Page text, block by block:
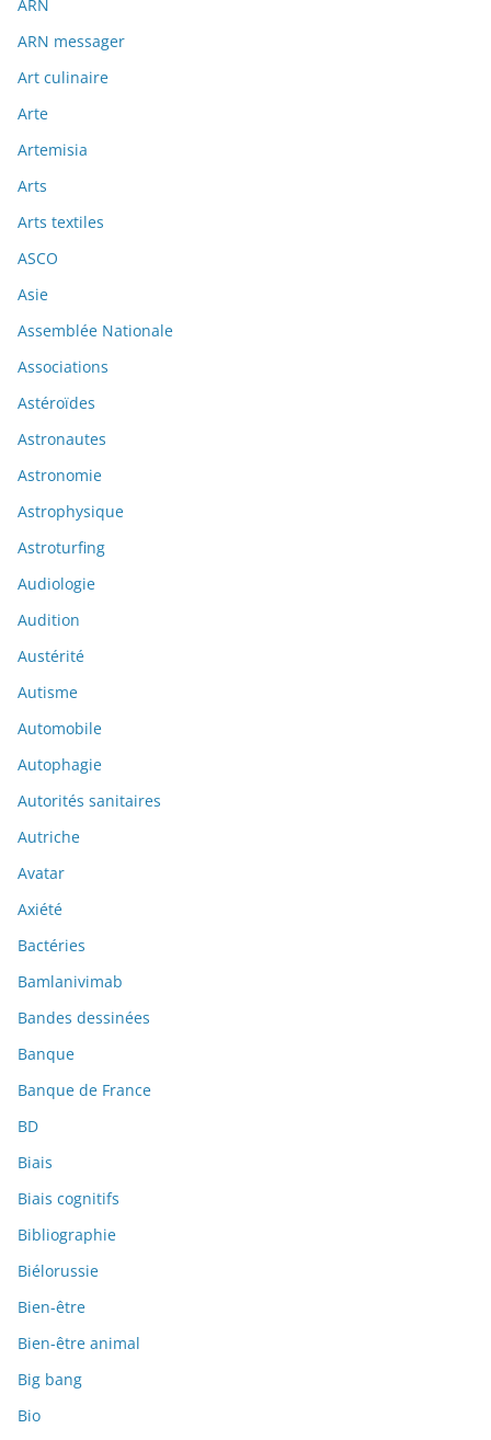
ARN
ARN messager
Art culinaire
Arte
Artemisia
Arts
Arts textiles
ASCO
Asie
Assemblée Nationale
Associations
Astéroïdes
Astronautes
Astronomie
Astrophysique
Astroturfing
Audiologie
Audition
Austérité
Autisme
Automobile
Autophagie
Autorités sanitaires
Autriche
Avatar
Axiété
Bactéries
Bamlanivimab
Bandes dessinées
Banque
Banque de France
BD
Biais
Biais cognitifs
Bibliographie
Biélorussie
Bien-être
Bien-être animal
Big bang
Bio